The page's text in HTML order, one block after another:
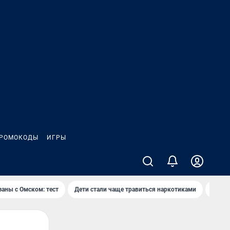
ИГРЫ
с Омском: тест Дети стали чаще травиться наркотиками